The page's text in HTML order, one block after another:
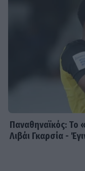
Παναθηναϊκός: Το
Λιβάι Γκαρσία -